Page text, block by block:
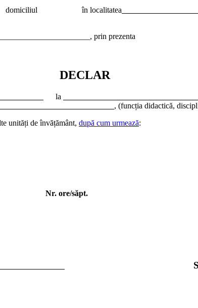
în localitatea
prin prezenta
DECLAR
la
, (funcția didactică,
unități de învățământ, după cum urmează:
Nr. ore/săpt.